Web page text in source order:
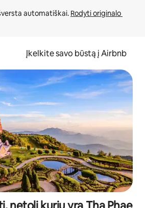
automatiškai. Rodyti originalo
Įkelkite savo būstą į Airbnb